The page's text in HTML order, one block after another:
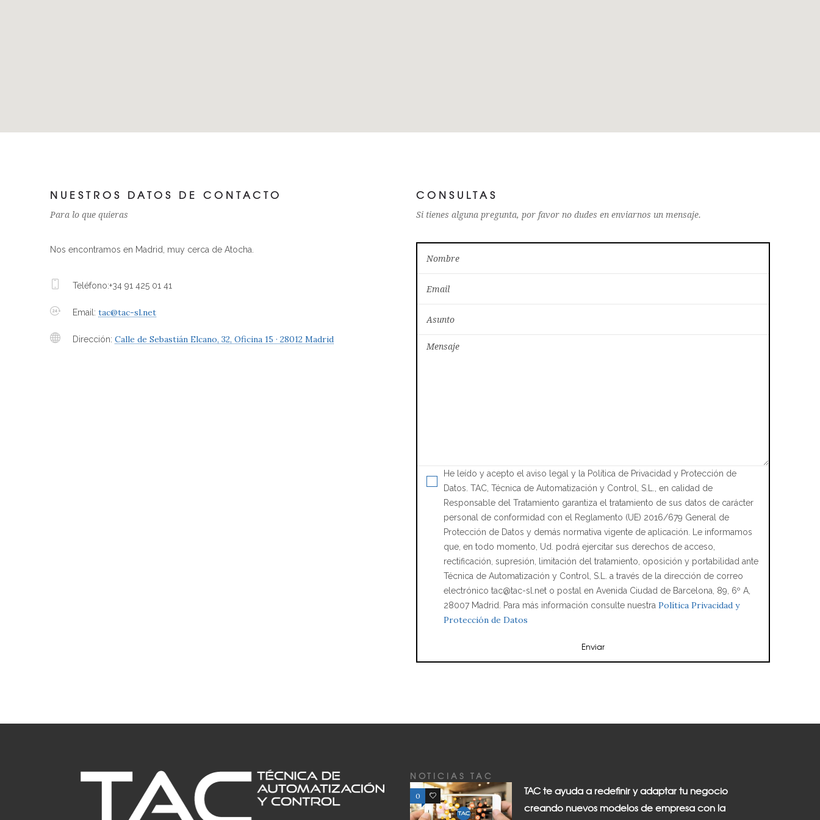
NUESTROS DATOS DE CONTACTO
Para lo que quieras
Nos encontramos en Madrid, muy cerca de Atocha.
Teléfono:+34 91 425 01 41
Email: tac@tac-sl.net
Dirección: Calle de Sebastián Elcano, 32, Oficina 15 · 28012 Madrid
CONSULTAS
Si tienes alguna pregunta, por favor no dudes en enviarnos un mensaje.
He leído y acepto el aviso legal y la Política de Privacidad y Protección de
Datos. TAC, Técnica de Automatización y Control, S.L., en calidad de
Responsable del Tratamiento garantiza el tratamiento de sus datos de carácter
personal de conformidad con el Reglamento (UE) 2016/679 General de
Protección de Datos y demás normativa vigente de aplicación. Le informamos
que, en todo momento, Ud. podrá ejercitar sus derechos de acceso,
rectificación, supresión, limitación del tratamiento, oposición y portabilidad ante
Técnica de Automatización y Control, S.L. a través de la dirección de correo
electrónico tac@tac-sl.net o postal en Avenida Ciudad de Barcelona, 89, 6º A,
28007 Madrid. Para más información consulte nuestra Política Privacidad y
Protección de Datos
NOTICIAS TAC
0 0
TAC te ayuda a redefinir y adaptar tu negocio
creando nuevos modelos de empresa con la